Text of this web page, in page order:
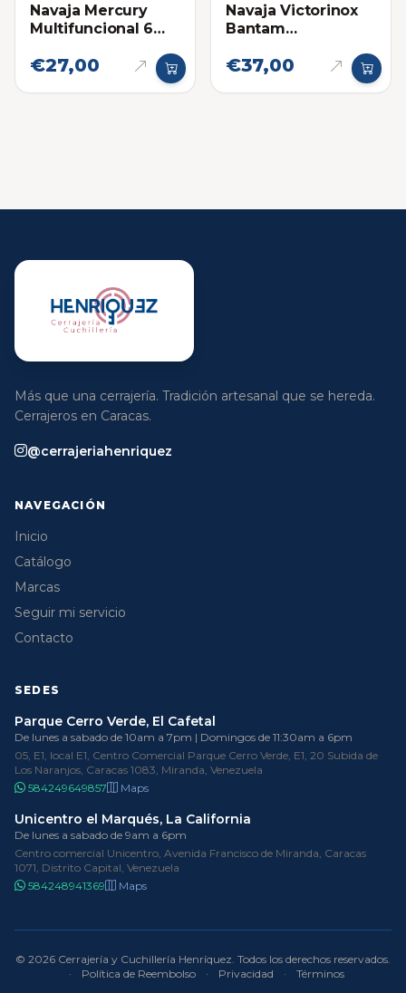
Navaja Mercury
Multifuncional 6
€27,00
Navaja Victorinox
Bantam
€37,00
Más que una cerrajería. Tradición artesanal que se hereda.
Cerrajeros en Caracas.
@cerrajeriahenriquez
NAVEGACIÓN
Inicio
Catálogo
Marcas
Seguir mi servicio
Contacto
SEDES
Parque Cerro Verde, El Cafetal
De lunes a sabado de 10am a 7pm | Domingos de 11:30am a 6pm
05, E1, local E1, Centro Comercial Parque Cerro Verde, E1, 20 Subida de
Los Naranjos, Caracas 1083, Miranda, Venezuela
584249649857
Maps
Unicentro el Marqués, La California
De lunes a sabado de 9am a 6pm
Centro comercial Unicentro, Avenida Francisco de Miranda, Caracas
1071, Distrito Capital, Venezuela
584248941369
Maps
© 2026 Cerrajería y Cuchillería Henríquez. Todos los derechos reservados.
·
Política de Reembolso · Privacidad · Términos